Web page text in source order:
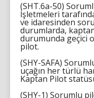
(SHT.6a-50)
İşletmeleri
ve idaresinden
durumlarda,
durumunda geçici
pilot.
(SHY-SAFA)
uçağın her türlü
Kaptan Pilot
(SHY-1) Sorumlu